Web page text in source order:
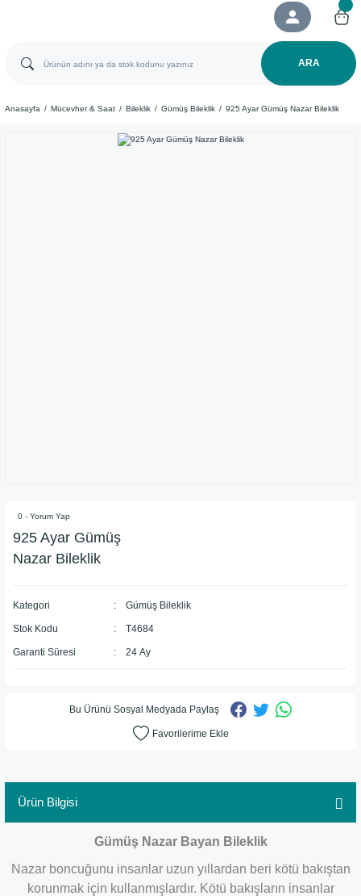
ARA
Anasayfa Mücevher & Saat Bileklik Gümüş Bileklik 925 Ayar Gümüş Nazar Bileklik
0 - Yorum Yap
925 Ayar Gümüş
Nazar Bileklik
Kategori Gümüş Bileklik
Stok Kodu T4684
Garanti Süresi 24 Ay
Bu Ürünü Sosyal Medyada Paylaş
Ürün Bilgisi
Gümüş Nazar Bayan Bileklik
Nazar boncuğunu insanlar uzun yıllardan beri kötü bakıştan
korunmak için kullanmışlardır. Kötü bakışların insanlar